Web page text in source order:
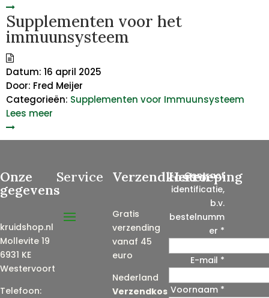
Supplementen voor het
immuunsysteem
Datum: 16 april 2025
Door: Fred Meijer
Categorieën: Supplementen voor Immuunsysteem
Lees meer
Onze
gegevens
kruidshop.nl
Mollevite 19
6931 KE
Westervoort
Telefoon:
Service Verzendkosten
Gratis
verzending
vanaf 45
euro
Nederland
Verzendkos
Herroeping
Contract
identificatie,
b.v.
bestelnumm
er *
E-mail *
Voornaam *